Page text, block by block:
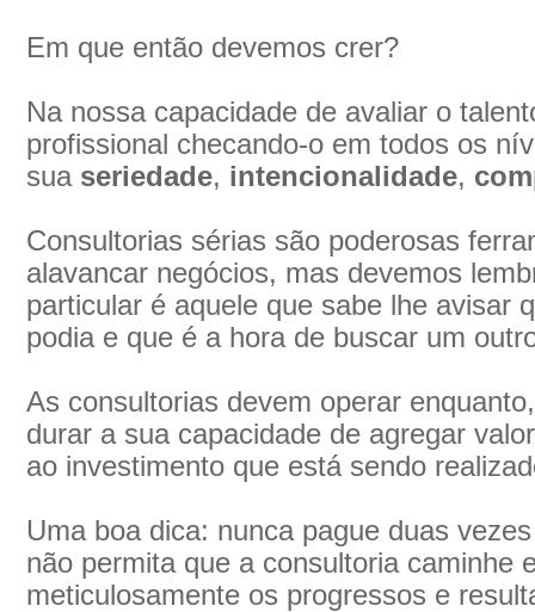
Em que então devemos crer?
Na nossa capacidade de avaliar o
profissional checando-o em todos os
sua seriedade, intencionalidade,
Consultorias sérias são poderosas
alavancar negócios, mas devemos
particular é aquele que sabe lhe avisar
podia e que é a hora de buscar um
As consultorias devem operar
durar a sua capacidade de agregar
ao investimento que está sendo
Uma boa dica: nunca pague duas
não permita que a consultoria caminhe
meticulosamente os progressos e